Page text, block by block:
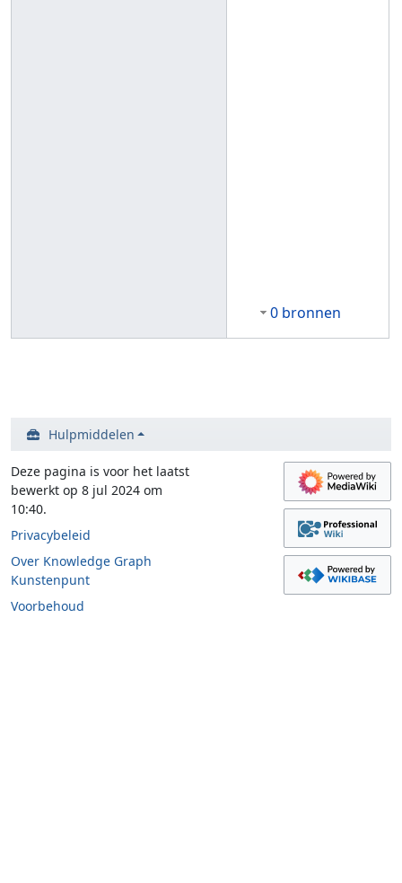
0 bronnen
Hulpmiddelen
Deze pagina is voor het laatst
bewerkt op 8 jul 2024 om
10:40.
Privacybeleid
Over Knowledge Graph
Kunstenpunt
Voorbehoud